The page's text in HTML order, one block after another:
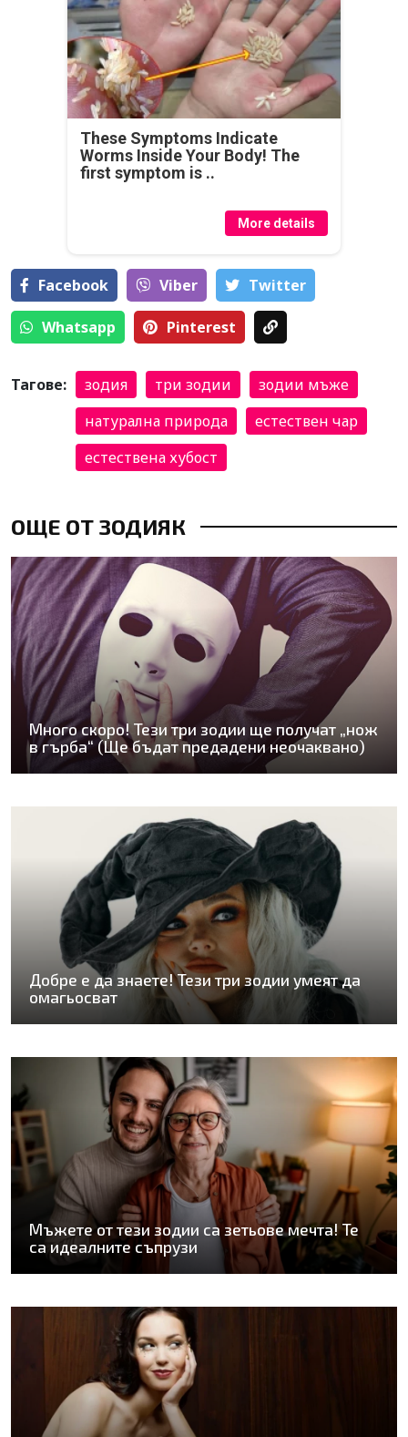
These Symptoms Indicate
Worms Inside Your Body! The
first symptom is ..
More details
Facebook Viber Тwitter
Whatsapp Pinterest
Тагове: зодия три зодии
зодии мъже
натурална природа
естествен чар
естествена хубост
ОЩЕ ОТ ЗОДИЯК
Много скоро! Тези три зодии ще получат „нож
в гърба“ (Ще бъдат предадени неочаквано)
Добре е да знаете! Тези три зодии умеят да
омагьосват
Мъжете от тези зодии са зетьове мечта! Те
са идеалните съпрузи